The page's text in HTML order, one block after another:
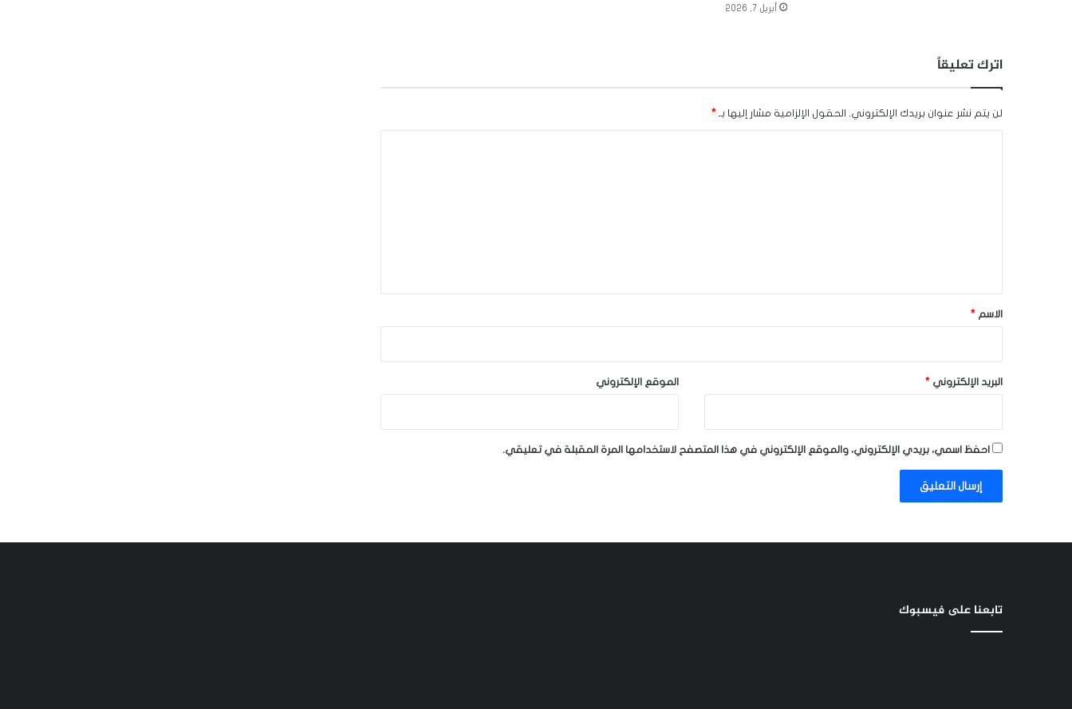
أبريل 7, 2026
اترك تعليقاً
لن يتم نشر عنوان بريدك الإلكتروني. الحقول الإلزامية مشار إليها بـ *
*الاسم *
البريد الإلكتروني * الموقع الإلكتروني
احفظ اسمي، بريدي الإلكتروني، والموقع الإلكتروني في هذا المتصفح لاستخدامها المرة المقبلة في تعليقي.
تابعنا على فيسبوك